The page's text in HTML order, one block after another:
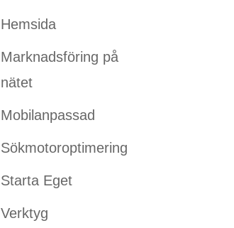
Hemsida
Marknadsföring på
nätet
Mobilanpassad
Sökmotoroptimering
Starta Eget
Verktyg